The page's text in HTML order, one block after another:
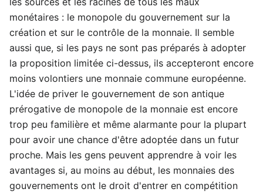
monétaires : le monopole du gouvernement sur la
création et sur le contrôle de la monnaie. Il semble
aussi que, si les pays ne sont pas préparés à adopter
la proposition limitée ci-dessus, ils accepteront encore
moins volontiers une monnaie commune européenne.
L'idée de priver le gouvernement de son antique
prérogative de monopole de la monnaie est encore
trop peu familière et même alarmante pour la plupart
pour avoir une chance d'être adoptée dans un futur
proche. Mais les gens peuvent apprendre à voir les
avantages si, au moins au début, les monnaies des
gouvernements ont le droit d'entrer en compétition